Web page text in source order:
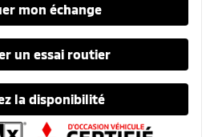
mon échange
un essai routier
la disponibilité